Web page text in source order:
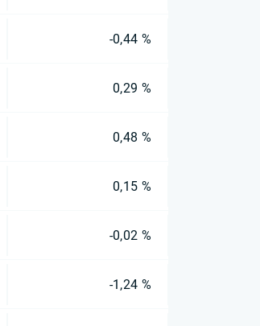
-0,44 %
0,29 %
0,48 %
0,15 %
-0,02 %
-1,24 %